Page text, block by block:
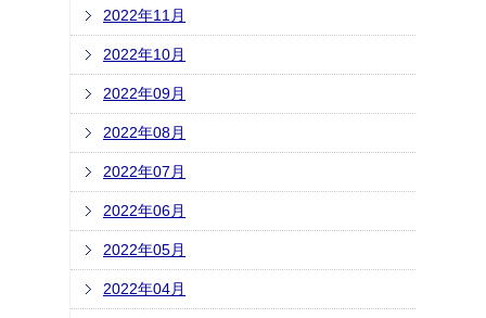
2022年11月
2022年10月
2022年09月
2022年08月
2022年07月
2022年06月
2022年05月
2022年04月